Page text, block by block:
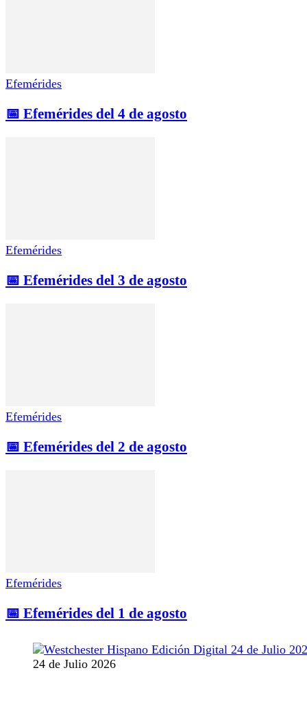
Efemérides
📅 Efemérides del 4 de agosto
Efemérides
📅 Efemérides del 3 de agosto
Efemérides
📅 Efemérides del 2 de agosto
Efemérides
📅 Efemérides del 1 de agosto
24 de Julio 2026